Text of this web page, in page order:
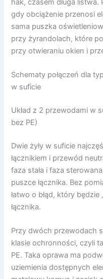
hak, czasem długa
gdy obciążenie przenosi
sama puszka
przy żyrandolach, które
przy otwieraniu okien i
Schematy połączeń dla
w suficie
Układ z 2 przewodami w
bez PE)
Dwie żyły w suficie
łącznikiem i przewód
faza stała i faza
puszce łącznika. Bez
łatwo o błąd, który będzie
łącznika.
Przy dwóch przewodach
klasie ochronności, czyli
PE. Taka oprawa ma
uziemienia dostępnych